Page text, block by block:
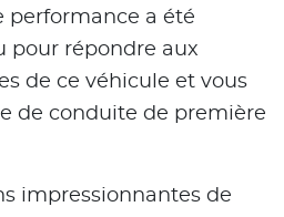
performance a été
pour répondre aux
de ce véhicule et vous
de conduite de première
impressionnantes de